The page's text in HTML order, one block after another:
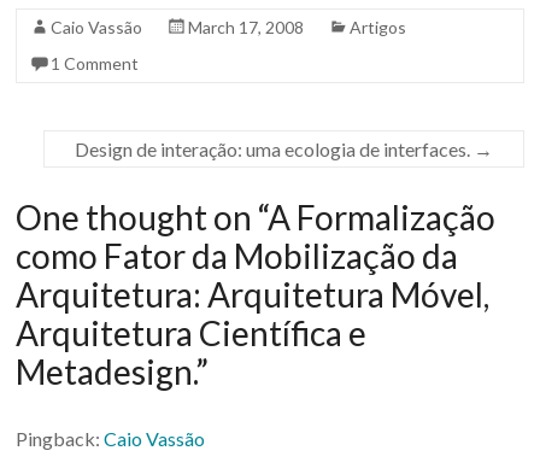
Caio Vassão March 17, 2008
Artigos
1 Comment
Design de interação: uma ecologia de interfaces. →
One thought on “A Formalização
como Fator da Mobilização da
Arquitetura: Arquitetura Móvel,
Arquitetura Científica e
Metadesign.”
Pingback:Caio Vassão